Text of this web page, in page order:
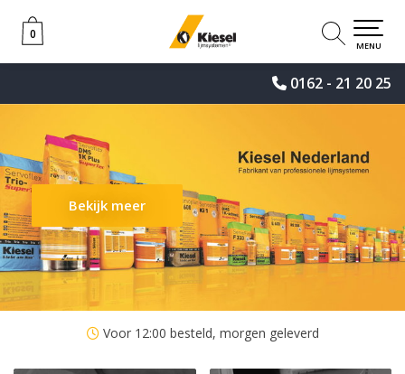
0162 - 21 20 25
0
0
MENU
Bekijk meer
Voor 12:00 besteld, morgen geleverd